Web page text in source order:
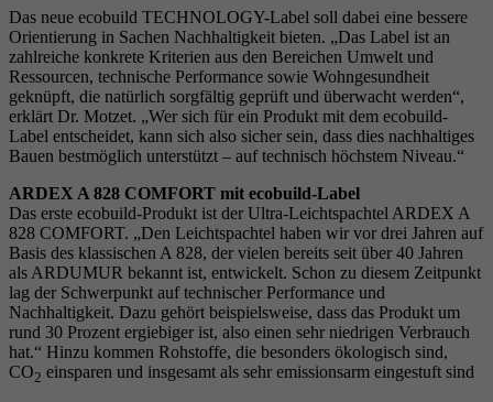
Das neue ecobuild TECHNOLOGY-Label soll dabei eine bessere
Orientierung in Sachen Nachhaltigkeit bieten. „Das Label ist an
zahlreiche konkrete Kriterien aus den Bereichen Umwelt und
Ressourcen, technische Performance sowie Wohngesundheit
geknüpft, die natürlich sorgfältig geprüft und überwacht werden“,
erklärt Dr. Motzet. „Wer sich für ein Produkt mit dem ecobuild-
Label entscheidet, kann sich also sicher sein, dass dies nachhaltiges
Bauen bestmöglich unterstützt – auf technisch höchstem Niveau.“
ARDEX A 828 COMFORT mit ecobuild-Label
Das erste ecobuild-Produkt ist der Ultra-Leichtspachtel ARDEX A
828 COMFORT. „Den Leichtspachtel haben wir vor drei Jahren auf
Basis des klassischen A 828, der vielen bereits seit über 40 Jahren
als ARDUMUR bekannt ist, entwickelt. Schon zu diesem Zeitpunkt
lag der Schwerpunkt auf technischer Performance und
Nachhaltigkeit. Dazu gehört beispielsweise, dass das Produkt um
rund 30 Prozent ergiebiger ist, also einen sehr niedrigen Verbrauch
hat.“ Hinzu kommen Rohstoffe, die besonders ökologisch sind,
CO2 einsparen und insgesamt als sehr emissionsarm eingestuft sind